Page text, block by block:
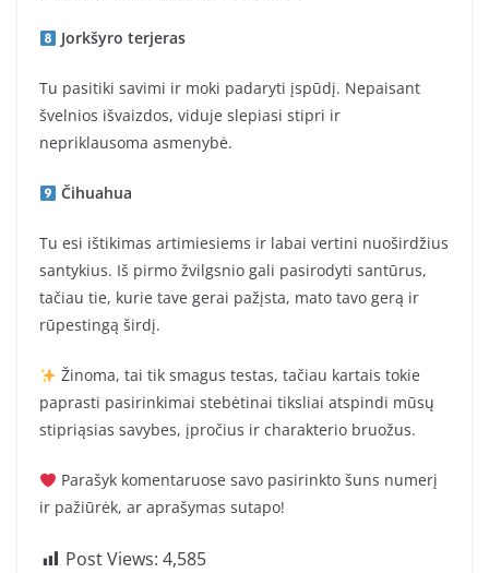
Jorkšyro terjeras
Tu pasitiki savimi ir moki padaryti įspūdį. Nepaisant
švelnios išvaizdos, viduje slepiasi stipri ir
nepriklausoma asmenybė.
Čihuahua
Tu esi ištikimas artimiesiems ir labai vertini nuoširdžius
santykius. Iš pirmo žvilgsnio gali pasirodyti santūrus,
tačiau tie, kurie tave gerai pažįsta, mato tavo gerą ir
rūpestingą širdį.
Žinoma, tai tik smagus testas, tačiau kartais tokie
paprasti pasirinkimai stebėtinai tiksliai atspindi mūsų
stipriąsias savybes, įpročius ir charakterio bruožus.
Parašyk komentaruose savo pasirinkto šuns numerį
ir pažiūrėk, ar aprašymas sutapo!
Post Views: 4,585